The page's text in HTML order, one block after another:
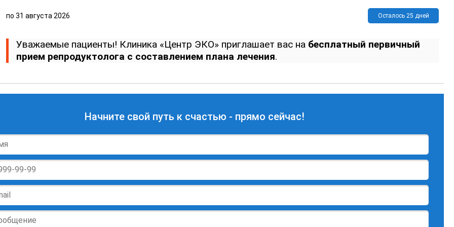
по 31 августа 2026 Осталось 25 дней
Уважаемые пациенты! Клиника «Центр ЭКО» приглашает вас на бесплатный первичный
прием репродуктолога с составлением плана лечения.
Начните свой путь к счастью - прямо сейчас!